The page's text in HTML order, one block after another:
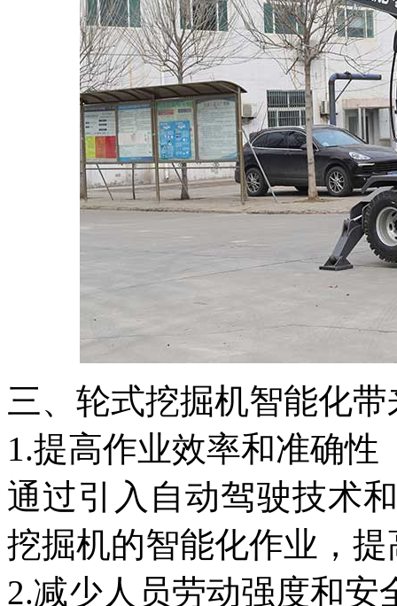
三、轮式挖掘机智能化
1.提高作业效率和准确性
通过引入自动驾驶技术
挖掘机的智能化作业，
2.减少人员劳动强度和安